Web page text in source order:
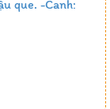
que. -Canh: